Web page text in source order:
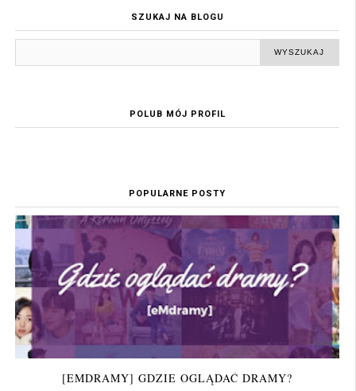
SZUKAJ NA BLOGU
POLUB MÓJ PROFIL
POPULARNE POSTY
[EMDRAMY] GDZIE OGLĄDAĆ DRAMY?